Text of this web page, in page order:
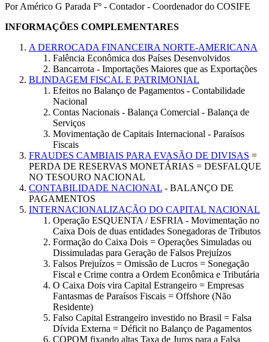
Por Américo G Parada Fº - Contador - Coordenador do COSIFE
INFORMAÇÕES COMPLEMENTARES
A DERROCADA FINANCEIRA NORTE-AMERICANA
Falência Econômica dos Países Desenvolvidos
Bancarrota - Importações Maiores que as Exportações
BLINDAGEM FISCAL E PATRIMONIAL
Efeitos no Balanço de Pagamentos - Contabilidade
Nacional
Contas Nacionais - Balança Comercial - Balança de
Serviços
Movimentação de Capitais Internacional - Paraísos
Fiscais
FRAUDES CAMBIAIS PARA EVASÃO DE DIVISAS =
PERDA DE RESERVAS MONETÁRIAS = DESFALQUE
NO TESOURO NACIONAL
CONTABILIDADE NACIONAL - BALANÇO DE
PAGAMENTOS
INTERNACIONALIZAÇÃO DO CAPITAL NACIONAL
Operação ESQUENTA / ESFRIA - Movimentação no
Caixa Dois de duas entidades Sonegadoras de Tributos
Formação do Caixa Dois = Operações Simuladas ou
Dissimuladas para Geração de Falsos Prejuízos
Falsos Prejuízos = Omissão de Lucros = Sonegação
Fiscal e Crime contra a Ordem Econômica e Tributária
O Caixa Dois vira Capital Estrangeiro = Empresas
Fantasmas de Paraísos Fiscais = Offshore (Não
Residente)
Falso Capital Estrangeiro investido no Brasil = Falsa
Dívida Externa = Déficit no Balanço de Pagamentos
COPOM fixando altas Taxa de Juros para a Falsa